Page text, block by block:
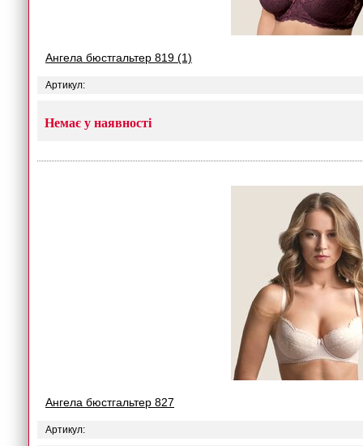
Ангела бюстгальтер 819 (1)
Артикул:
Немає у наявності
Ангела бюстгальтер 827
Артикул: